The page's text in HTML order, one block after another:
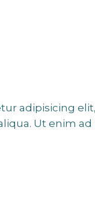
adipisicing
Ut enim